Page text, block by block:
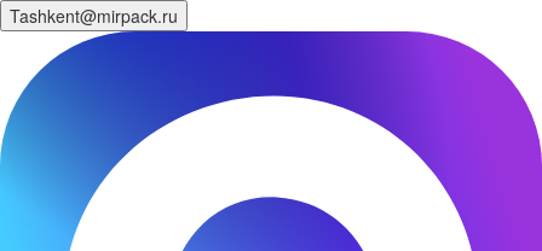
Tashkent@mirpack.ru